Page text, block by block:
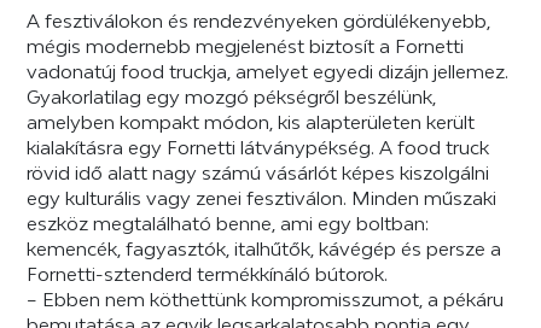
A fesztiválokon és rendezvényeken gördülékenyebb,
mégis modernebb megjelenést biztosít a Fornetti
vadonatúj food truckja, amelyet egyedi dizájn jellemez.
Gyakorlatilag egy mozgó pékségről beszélünk,
amelyben kompakt módon, kis alapterületen került
kialakításra egy Fornetti látványpékség. A food truck
rövid idő alatt nagy számú vásárlót képes kiszolgálni
egy kulturális vagy zenei fesztiválon. Minden műszaki
eszköz megtalálható benne, ami egy boltban:
kemencék, fagyasztók, italhűtők, kávégép és persze a
Fornetti-sztenderd termékkínáló bútorok.
– Ebben nem köthettünk kompromisszumot, a pékáru